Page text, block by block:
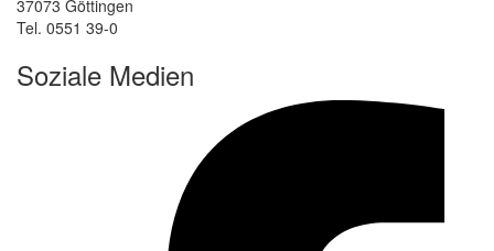
37073 Göttingen
Tel. 0551 39-0
Soziale Medien